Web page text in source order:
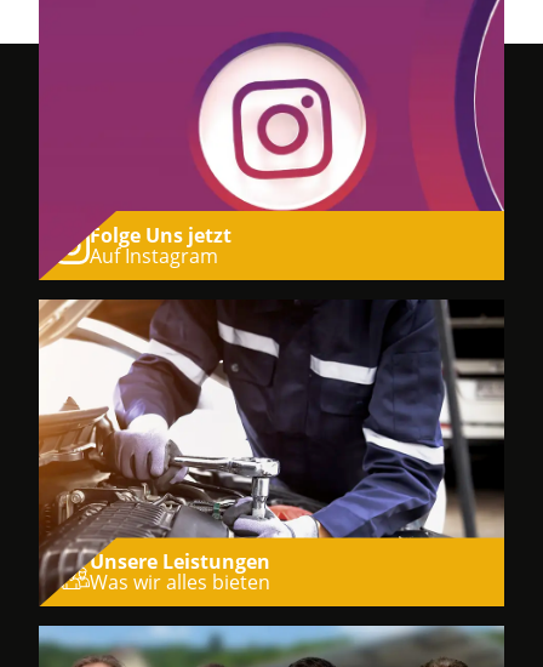
Folge Uns jetzt
Auf Instagram
Unsere Leistungen
Was wir alles bieten